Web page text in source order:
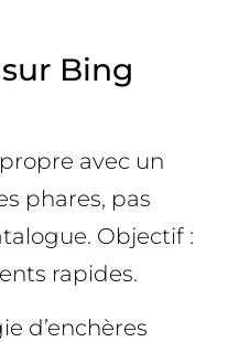
Bing
avec un
phares, pas
Objectif :
rapides.
d’enchères